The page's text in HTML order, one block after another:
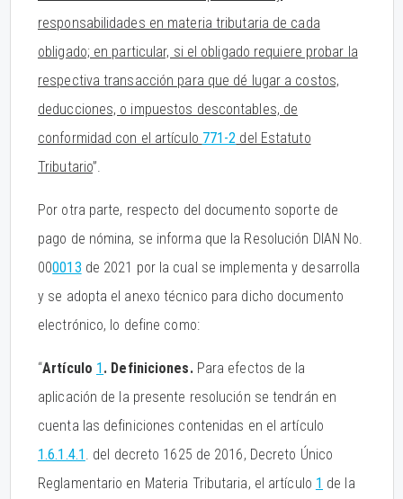
responsabilidades en materia tributaria de cada
obligado; en particular, si el obligado requiere probar la
respectiva transacción para que dé lugar a costos,
deducciones, o impuestos descontables, de
conformidad con el artículo 771-2 del Estatuto
Tributario”.
Por otra parte, respecto del documento soporte de
pago de nómina, se informa que la Resolución DIAN No.
000013 de 2021 por la cual se implementa y desarrolla
y se adopta el anexo técnico para dicho documento
electrónico, lo define como:
“Artículo 1. Definiciones. Para efectos de la
aplicación de la presente resolución se tendrán en
cuenta las definiciones contenidas en el artículo
1.6.1.4.1. del decreto 1625 de 2016, Decreto Único
Reglamentario en Materia Tributaria, el artículo 1 de la